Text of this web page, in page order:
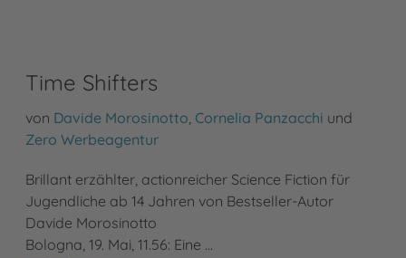
Time Shifters
von Davide Morosinotto, Cornelia Panzacchi und
Zero Werbeagentur
Brillant erzählter, actionreicher Science Fiction für
Jugendliche ab 14 Jahren von Bestseller-Autor
Davide Morosinotto
Bologna, 19. Mai, 11.56: Eine …